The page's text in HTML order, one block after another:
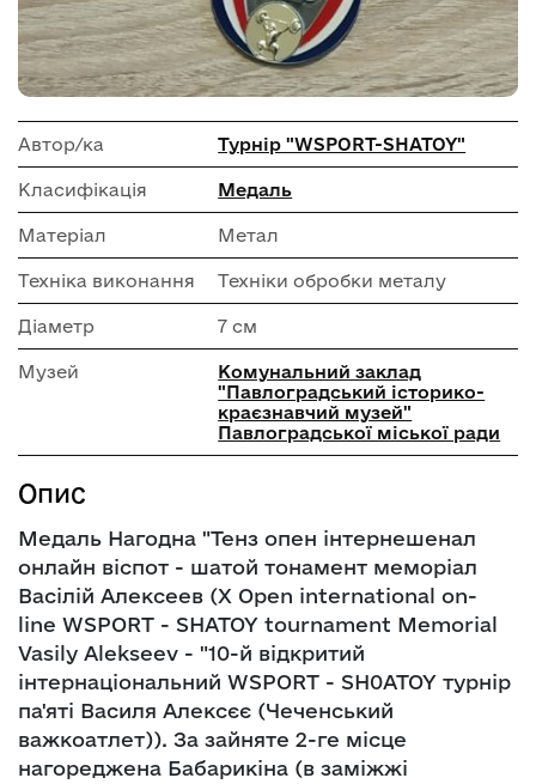
Автор/ка Турнір "WSPORT-SHATOY"
Класифікація Медаль
Матеріал Метал
Техніка виконання Техніки обробки металу
Діаметр 7 см
Музей
Комунальний заклад
"Павлоградський історико-
краєзнавчий музей"
Павлоградської міської ради
Опис
Медаль Нагодна "Тенз опен інтернешенал
онлайн віспот - шатой тонамент меморіал
Васілій Алексеев (Х Open international on-
line WSPORT - SHATOY tournament Memorial
Vasily Alekseev - "10-й відкритий
інтернаціональний WSPORT - SH0ATOY турнір
па'яті Василя Алексєє (Чеченський
важкоатлет)). За зайняте 2-ге місце
нагореджена Бабарикіна (в заміжжі